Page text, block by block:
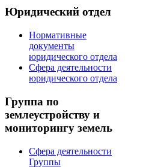
Юридический отдел
Нормативные
документы
юридического отдела
Сфера деятельности
юридического отдела
Группа по
землеустройству и
мониторингу земель
Сфера деятельности
Группы